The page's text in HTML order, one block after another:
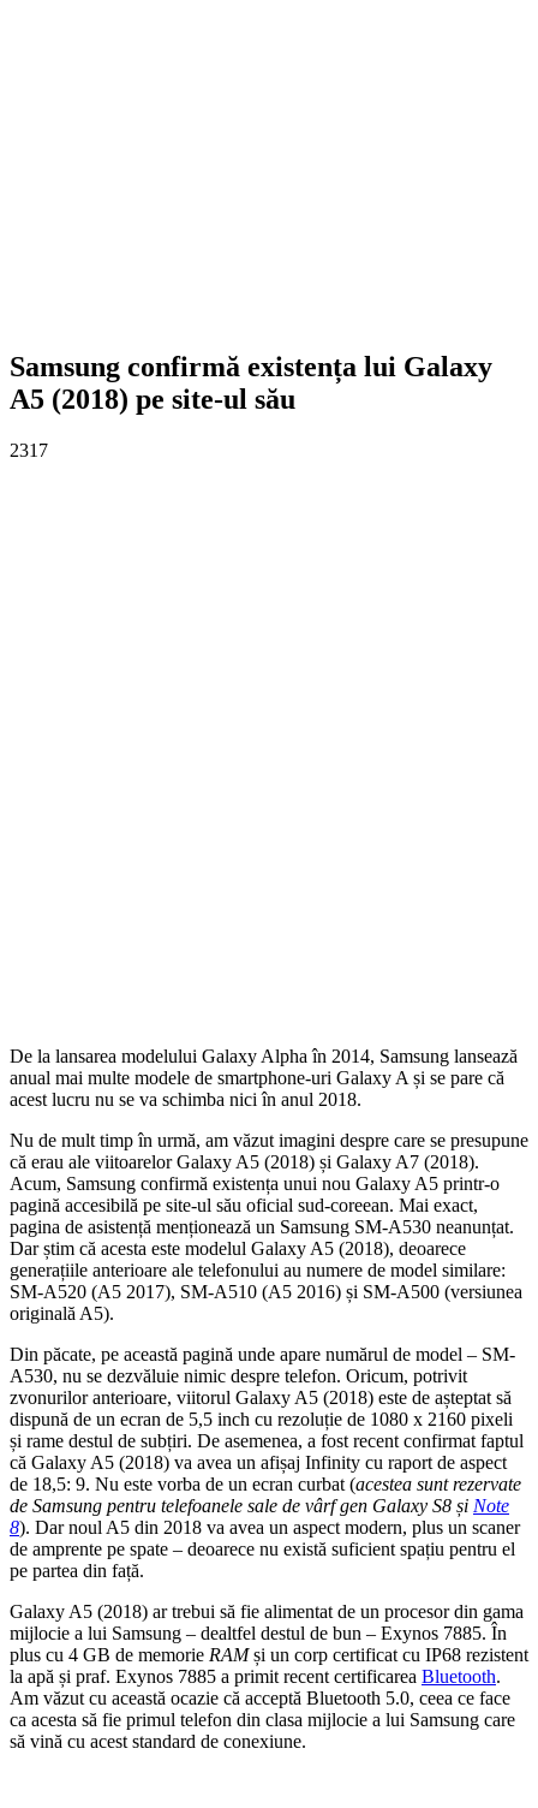
Samsung confirmă existența lui Galaxy
A5 (2018) pe site-ul său
2317
De la lansarea modelului Galaxy Alpha în 2014, Samsung lansează
anual mai multe modele de smartphone-uri Galaxy A și se pare că
acest lucru nu se va schimba nici în anul 2018.
Nu de mult timp în urmă, am văzut imagini despre care se presupune
că erau ale viitoarelor Galaxy A5 (2018) și Galaxy A7 (2018).
Acum, Samsung confirmă existența unui nou Galaxy A5 printr-o
pagină accesibilă pe site-ul său oficial sud-coreean. Mai exact,
pagina de asistență menționează un Samsung SM-A530 neanunțat.
Dar știm că acesta este modelul Galaxy A5 (2018), deoarece
generațiile anterioare ale telefonului au numere de model similare:
SM-A520 (A5 2017), SM-A510 (A5 2016) și SM-A500 (versiunea
originală A5).
Din păcate, pe această pagină unde apare numărul de model – SM-
A530, nu se dezvăluie nimic despre telefon. Oricum, potrivit
zvonurilor anterioare, viitorul Galaxy A5 (2018) este de așteptat să
dispună de un ecran de 5,5 inch cu rezoluție de 1080 x 2160 pixeli
și rame destul de subțiri. De asemenea, a fost recent confirmat faptul
că Galaxy A5 (2018) va avea un afișaj Infinity cu raport de aspect
de 18,5: 9. Nu este vorba de un ecran curbat (acestea sunt rezervate
de Samsung pentru telefoanele sale de vârf gen Galaxy S8 și Note
8). Dar noul A5 din 2018 va avea un aspect modern, plus un scaner
de amprente pe spate – deoarece nu există suficient spațiu pentru el
pe partea din față.
Galaxy A5 (2018) ar trebui să fie alimentat de un procesor din gama
mijlocie a lui Samsung – dealtfel destul de bun – Exynos 7885. În
plus cu 4 GB de memorie RAMși un corp certificat cu IP68 rezistent
la apă și praf. Exynos 7885 a primit recent certificarea Bluetooth.
Am văzut cu această ocazie că acceptă Bluetooth 5.0, ceea ce face
ca acesta să fie primul telefon din clasa mijlocie a lui Samsung care
să vină cu acest standard de conexiune.